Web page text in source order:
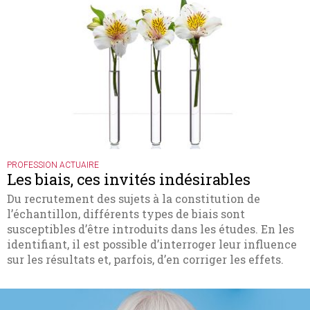
PROFESSION ACTUAIRE
Les biais, ces invités indésirables
Du recrutement des sujets à la constitution de
l’échantillon, différents types de biais sont
susceptibles d’être introduits dans les études. En les
identifiant, il est possible d’interroger leur influence
sur les résultats et, parfois, d’en corriger les effets.